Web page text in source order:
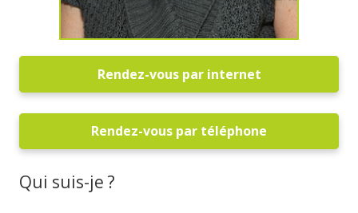
Qui suis-je ?
Rendez-vous par internet
Rendez-vous par téléphone